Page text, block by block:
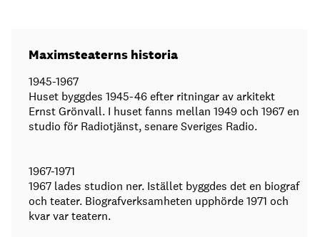
Maximsteaterns historia
1945-1967
Huset byggdes 1945-46 efter ritningar av arkitekt
Ernst Grönvall. I huset fanns mellan 1949 och 1967 en
studio för Radiotjänst, senare Sveriges Radio.
1967-1971
1967 lades studion ner. Istället byggdes det en biograf
och teater. Biografverksamheten upphörde 1971 och
kvar var teatern.